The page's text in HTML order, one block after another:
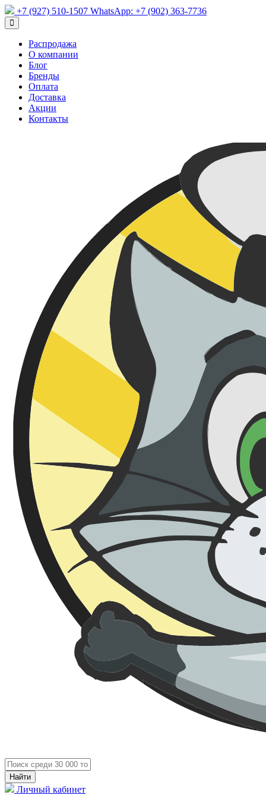
+7 (927) 510-1507 WhatsApp: +7 (902) 363-7736
Распродажа
О компании
Блог
Бренды
Оплата
Доставка
Акции
Контакты
Личный кабинет